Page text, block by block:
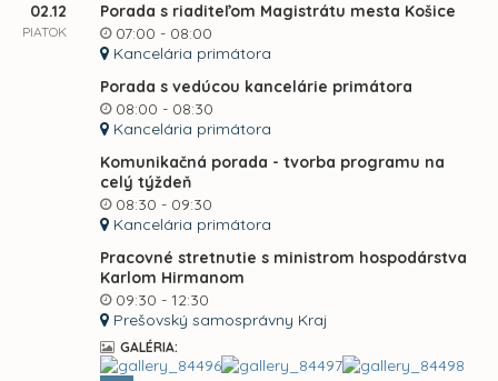
02.12
PIATOK
Porada s riaditeľom Magistrátu mesta Košice
07:00 - 08:00
Kancelária primátora
Porada s vedúcou kancelárie primátora
08:00 - 08:30
Kancelária primátora
Komunikačná porada - tvorba programu na
celý týždeň
08:30 - 09:30
Kancelária primátora
Pracovné stretnutie s ministrom hospodárstva
Karlom Hirmanom
09:30 - 12:30
Prešovský samosprávny Kraj
GALÉRIA: